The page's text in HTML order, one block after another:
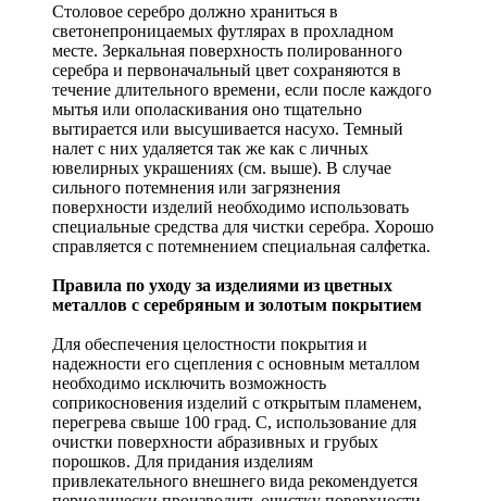
Столовое серебро должно храниться в
светонепроницаемых футлярах в прохладном
месте. Зеркальная поверхность полированного
серебра и первоначальный цвет сохраняются в
течение длительного времени, если после каждого
мытья или ополаскивания оно тщательно
вытирается или высушивается насухо. Темный
налет с них удаляется так же как с личных
ювелирных украшениях (см. выше). В случае
сильного потемнения или загрязнения
поверхности изделий необходимо использовать
специальные средства для чистки серебра. Хорошо
справляется с потемнением специальная салфетка.
Правила по уходу за изделиями из цветных
металлов с серебряным и золотым покрытием
Для обеспечения целостности покрытия и
надежности его сцепления с основным металлом
необходимо исключить возможность
соприкосновения изделий с открытым пламенем,
перегрева свыше 100 град. С, использование для
очистки поверхности абразивных и грубых
порошков. Для придания изделиям
привлекательного внешнего вида рекомендуется